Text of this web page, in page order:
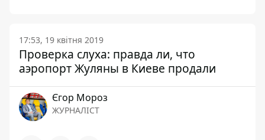
17:53, 19 квітня 2019
Проверка слуха: правда ли, что
аэропорт Жуляны в Киеве продали
Єгор Мороз
ЖУРНАЛІСТ